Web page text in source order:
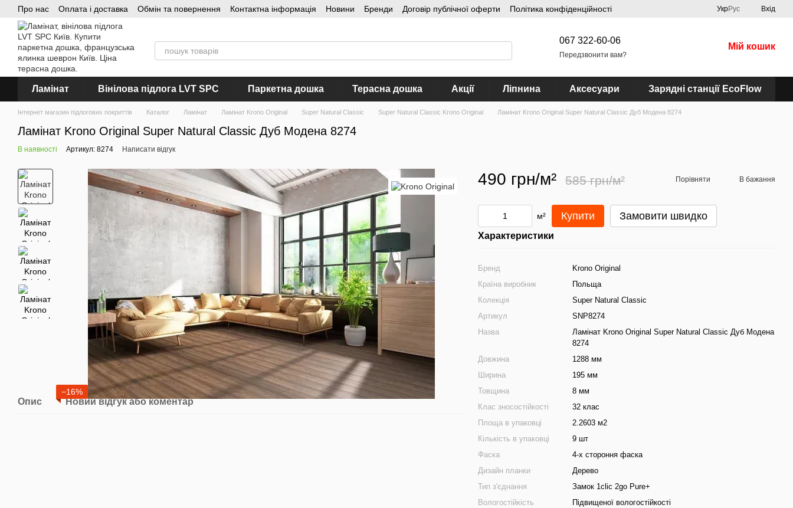
Перейти до основного контенту
Про нас Оплата і доставка Обмін та повернення Контактна інформація Новини Бренди Договір публічної оферти Політика конфіденційності УкрРус Вхід
067 322-60-06
Передзвонити вам?
Мій кошик
Ламінат Вінілова підлога LVT SPC Паркетна дошка Терасна дошка Акції Ліпнина Аксесуари Зарядні станції EcoFlow
Інтернет магазин підлогових покриттів Каталог Ламінат Ламінат Krono Original Super Natural Classic Super Natural Classic Krono Original Ламінат Krono Original Super Natural Classic Дуб Модена 8274
Ламінат Krono Original Super Natural Classic Дуб Модена 8274
В наявності Артикул: 8274 Написати відгук
−16%
Опис Новий відгук або коментар
490 грн/м² 585 грн/м² Порівняти В бажання
м² Купити Замовити швидко
Характеристики
Бренд
Krono Original
Країна виробник
Польща
Колекція
Super Natural Classic
Артикул
SNP8274
Назва
Ламінат Krono Original Super Natural Classic Дуб Модена
8274
Довжина
1288 мм
Ширина
195 мм
Товщина
8 мм
Клас зносостійкості
32 клас
Площа в упаковці
2.2603 м2
Кількість в упаковці
9 шт
Фаска
4-х стороння фаска
Дизайн планки
Дерево
Тип з'єднання
Замок 1clic 2go Pure+
Вологостійкість
Підвищеної вологостійкості